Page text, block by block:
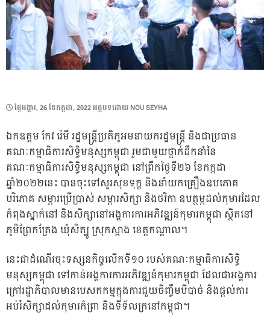
POSTED
ថ្ងៃ​អង្គារ, 26 ខែ​កក្កដា, 2022អត្ថបទដោយ NOU SEYHA
ឯកឧត្តម កែវ រ៉េមី រដ្ឋមន្ត្រីប្រតិភូអមនាយករដ្ឋមន្ត្រី និងជាប្រធាន
គណៈកម្មាធិការសិទ្ធិមនុស្សកម្ពុជា រួមជាមួយថ្នាក់ដឹកនាំនៃ
គណៈកម្មាធិការសិទ្ធិមនុស្សកម្ពុជា នៅព្រឹកថ្ងៃទី២៦ ខែកក្កដា
ឆ្នាំ២០២២នេះ បានចុះទៅសួរសុខទុក្ខ និងនាំយកគ្រឿងឧបភោគ
បរិភោគ សម្ភារប្រើប្រាស់ សម្ភារសិក្សា និងថវិកា ឧបត្ថម្ភដល់កុមារដែល
កំពុងស្នាក់នៅ និងសិក្សានៅអង្គការការអភិវឌ្ឍន៍កុមារកម្ពុជា ស្ថិតនៅ
ភូមិព្រែកត្រែង ឃុំសិត្បូ ស្រុកស្អាង ខេត្តកណ្តាល។
នេះជាដំណើរចុះទស្សនកិច្ចលើកទី១០ របស់គណៈកម្មាធិការសិទ្ធិ
មនុស្សកម្ពុជា ទៅកាន់អង្គការការអភិវឌ្ឍន៍កុមារកម្ពុជា ដែលជាអង្គការ
ក្រៅរដ្ឋាភិបាលមានបេសកកម្មក្នុងការជួយចិញ្ចឹមបីបាច់ និងផ្ដល់ការ
អប់រំសិក្សាដល់កុមារកំព្រា និងទីទ័លក្រនៅកម្ពុជា។